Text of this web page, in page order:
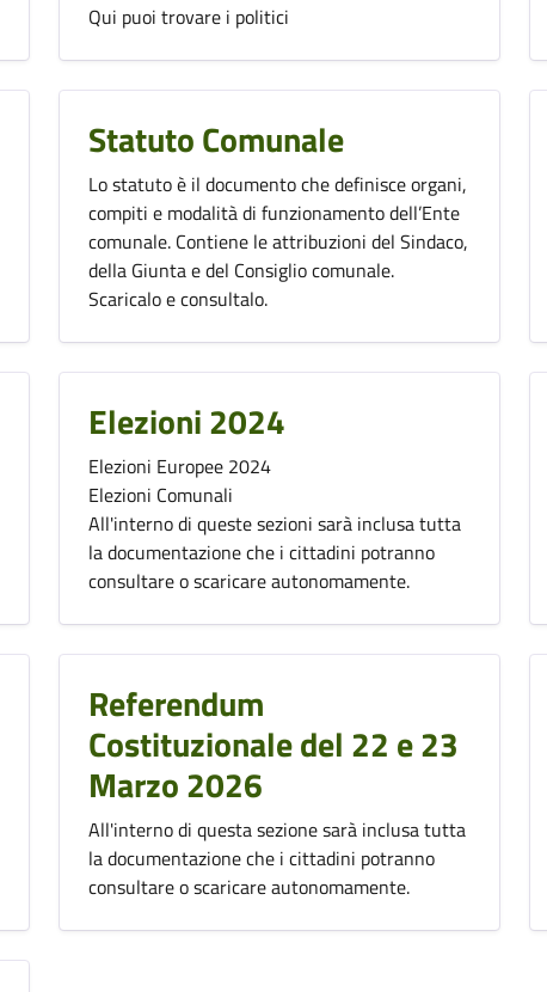
Qui puoi trovare i politici
Statuto Comunale
Lo statuto è il documento che definisce organi,
compiti e modalità di funzionamento dell’Ente
comunale. Contiene le attribuzioni del Sindaco,
della Giunta e del Consiglio comunale.
Scaricalo e consultalo.
Elezioni 2024
Elezioni Europee 2024
Elezioni Comunali
All'interno di queste sezioni sarà inclusa tutta
la documentazione che i cittadini potranno
consultare o scaricare autonomamente.
Referendum
Costituzionale del 22 e 23
Marzo 2026
All'interno di questa sezione sarà inclusa tutta
la documentazione che i cittadini potranno
consultare o scaricare autonomamente.